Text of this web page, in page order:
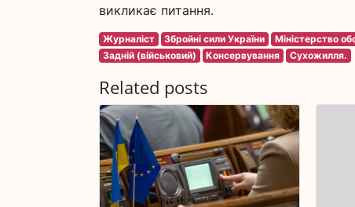
викликає питання.
Журналіст Збройні сили України Міністерство
Задній (військовий)
Консервування Сухожилля.
Related posts